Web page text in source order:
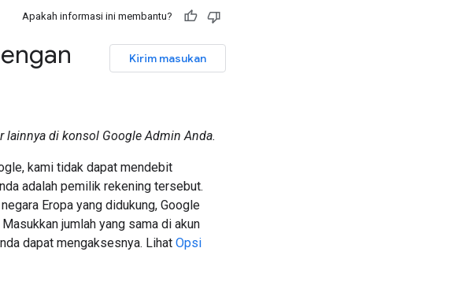
Apakah informasi ini membantu?
Kirim masukan
lainnya di konsol Google Admin Anda.
kami tidak dapat mendebit
adalah pemilik rekening tersebut.
Eropa yang didukung, Google
jumlah yang sama di akun
dapat mengaksesnya. Lihat Opsi